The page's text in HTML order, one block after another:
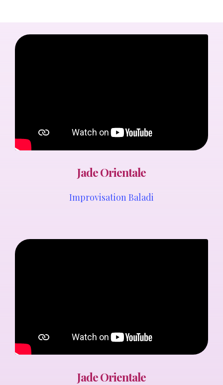
Jade Orientale
Improvisation Baladi
Jade Orientale